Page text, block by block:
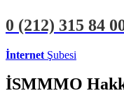
0 (212) 315 84
İnternet Şubesi
İSMMMO